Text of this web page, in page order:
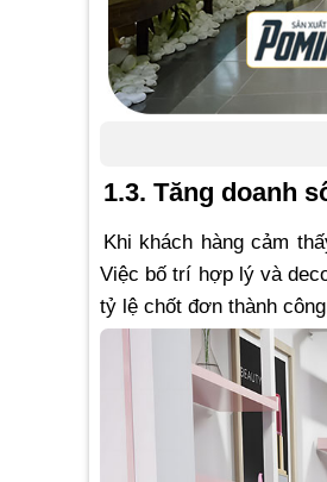
1.3. Tăng doanh
Khi khách hàng cảm
Việc bố trí hợp lý và
tỷ lệ chốt đơn thành